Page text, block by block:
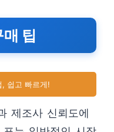
팁
, 쉽고 빠르게!
제조사 신뢰도에